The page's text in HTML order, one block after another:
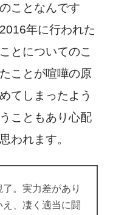
ことなんです
年に行われた
とについてのこ
ことが喧嘩の原
てしまったよう
こともあり心配
われます。
。実力差があり
、凄く適当に闘